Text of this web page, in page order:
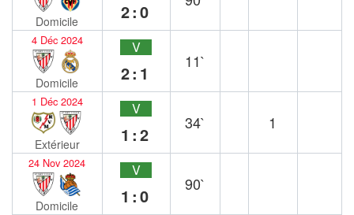
Domicile 2:0
4 Déc 2024
Domicile
V
2:1
11`
1 Déc 2024
Extérieur
V
1:2
34` 1
24 Nov 2024
Domicile
V
1:0
90`